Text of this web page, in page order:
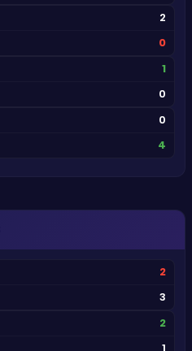
2
0
1
0
0
4
2
3
2
1